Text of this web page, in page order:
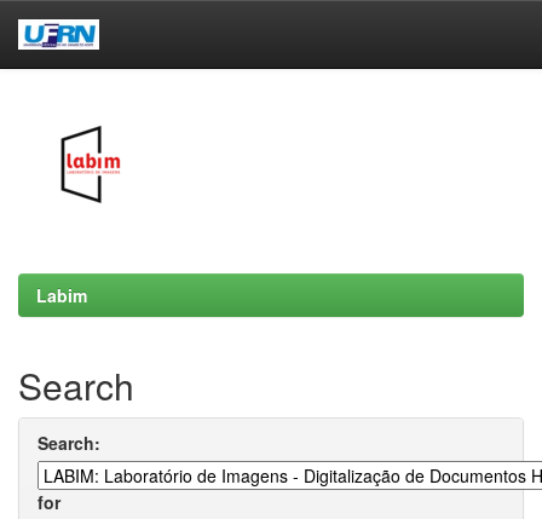
Labim
Search
Search:
for